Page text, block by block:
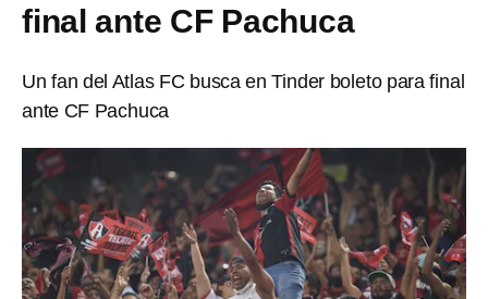
final ante CF Pachuca
Un fan del Atlas FC busca en Tinder boleto para final
ante CF Pachuca